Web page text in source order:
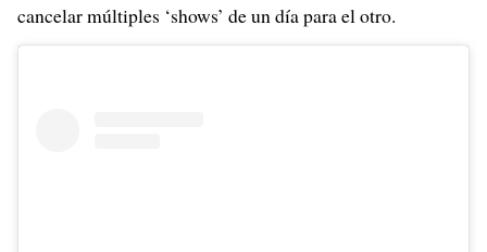
cancelar múltiples ‘shows’ de un día para el otro.